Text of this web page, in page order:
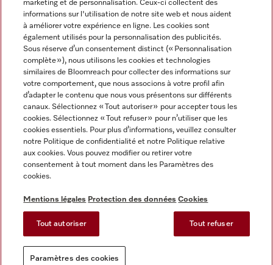
Mentions légales
CGV
Protection des données
Conditions d'utilisation
Reglement sur les services numeriques
Paramètres des cookies
Miele sur Instagram
Miele sur Facebook
Miele sur Youtube
marketing et de personnalisation. Ceux-ci collectent des
informations sur l'utilisation de notre site web et nous aident
à améliorer votre expérience en ligne. Les cookies sont
également utilisés pour la personnalisation des publicités.
Sous réserve d’un consentement distinct (« Personnalisation
complète »), nous utilisons les cookies et technologies
similaires de Bloomreach pour collecter des informations sur
votre comportement, que nous associons à votre profil afin
d’adapter le contenu que nous vous présentons sur différents
canaux. Sélectionnez « Tout autoriser » pour accepter tous les
cookies. Sélectionnez « Tout refuser » pour n’utiliser que les
cookies essentiels. Pour plus d’informations, veuillez consulter
notre Politique de confidentialité et notre Politique relative
aux cookies. Vous pouvez modifier ou retirer votre
consentement à tout moment dans les Paramètres des
cookies.
Mentions légales Protection des données Cookies
Tout autoriser Tout refuser
Paramètres des cookies